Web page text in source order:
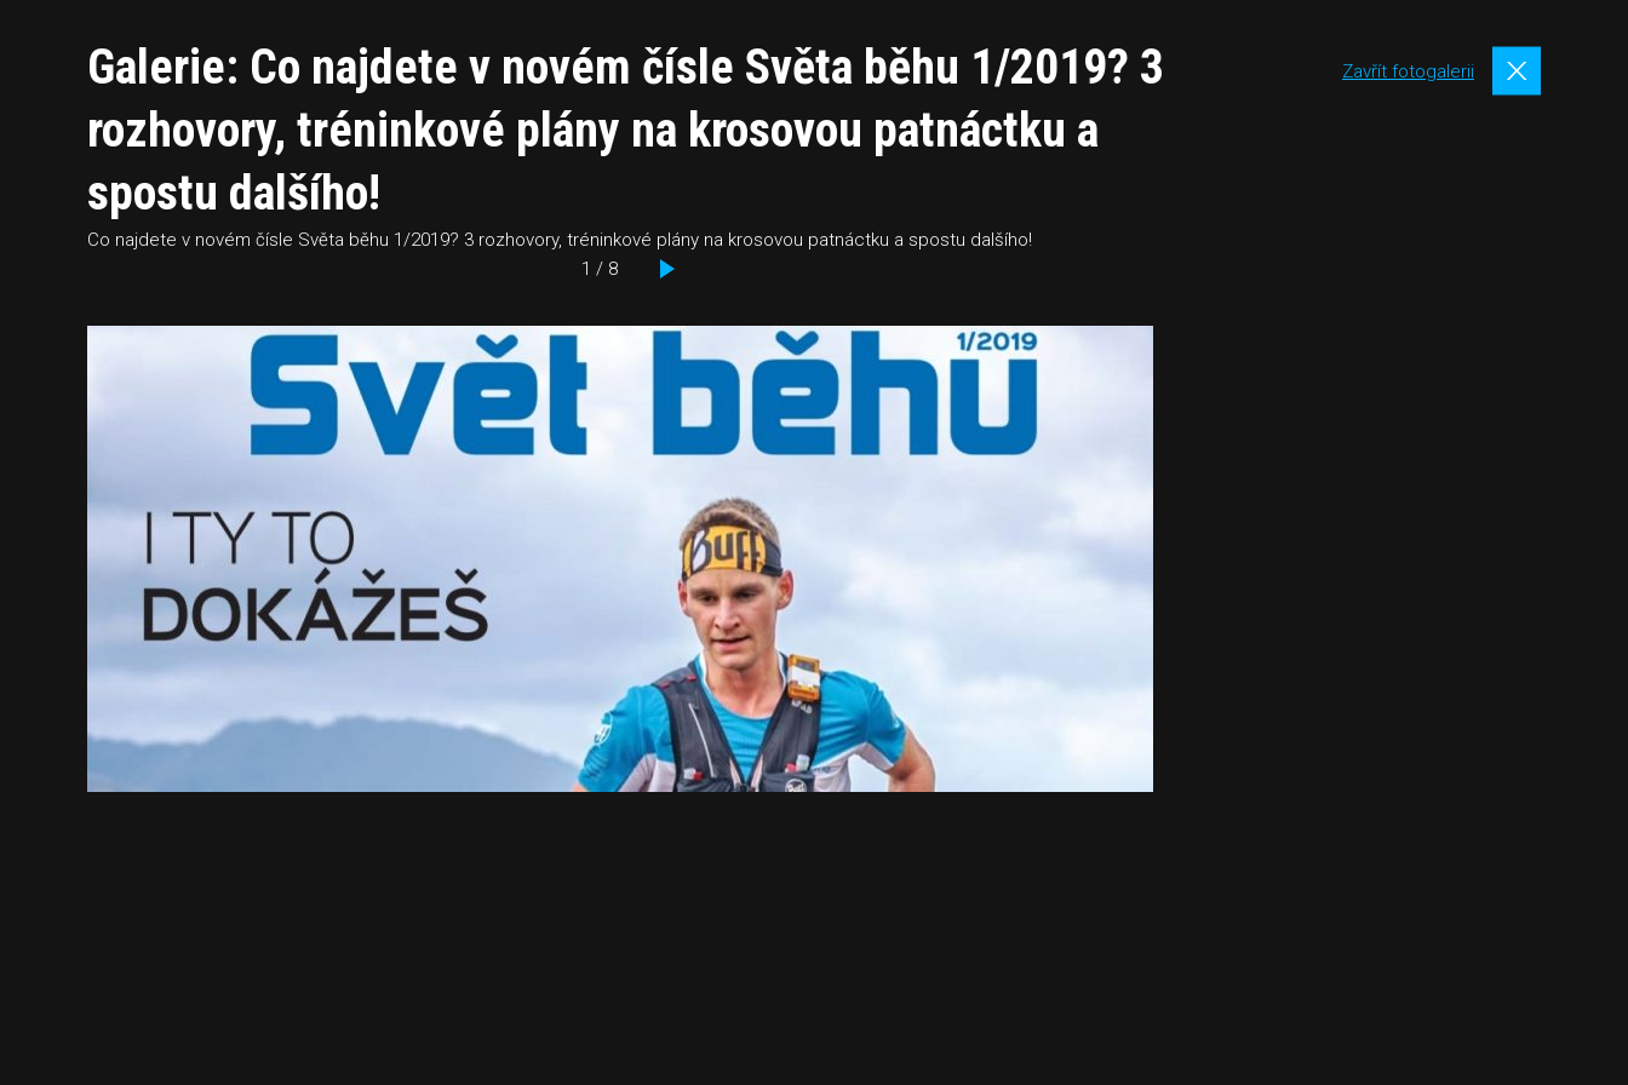
Galerie: Co najdete v novém čísle Světa běhu 1/2019? 3
rozhovory, tréninkové plány na krosovou patnáctku a
spostu dalšího!
Co najdete v novém čísle Světa běhu 1/2019? 3 rozhovory, tréninkové plány na krosovou patnáctku a spostu dalšího!
1 / 8
Zavřít fotogalerii